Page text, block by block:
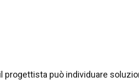
progettista può individuare